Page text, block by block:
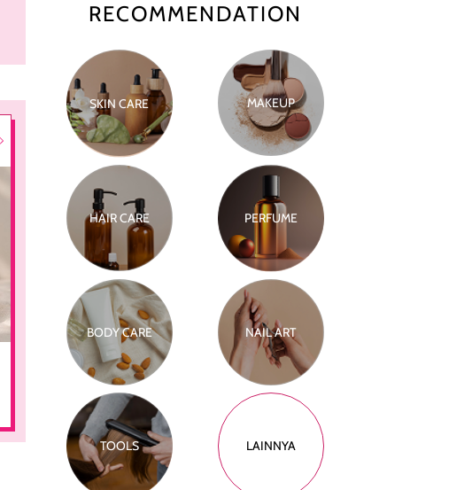
RECOMMENDATION
SKIN CARE MAKEUP
HAIR CARE PERFUME
BODY CARE NAIL ART
TOOLS LAINNYA